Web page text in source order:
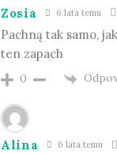
Zosia 6 lata temu
Pachną tak samo,
ten zapach
0
Alina 6 lata temu